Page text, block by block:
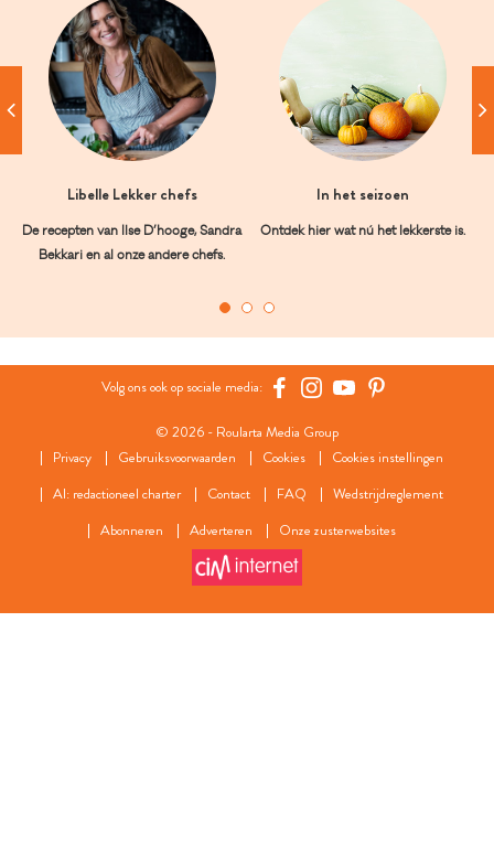
Libelle Lekker chefs
De recepten van Ilse D’hooge, Sandra
Bekkari en al onze andere chefs.
In het seizoen
Ontdek hier wat nú het lekkerste is.
Volg ons ook op sociale media:
© 2026 - Roularta Media Group
Privacy
Gebruiksvoorwaarden Cookies
Cookies instellingen
AI: redactioneel charter
Contact FAQ
Wedstrijdreglement
Abonneren
Adverteren Onze zusterwebsites